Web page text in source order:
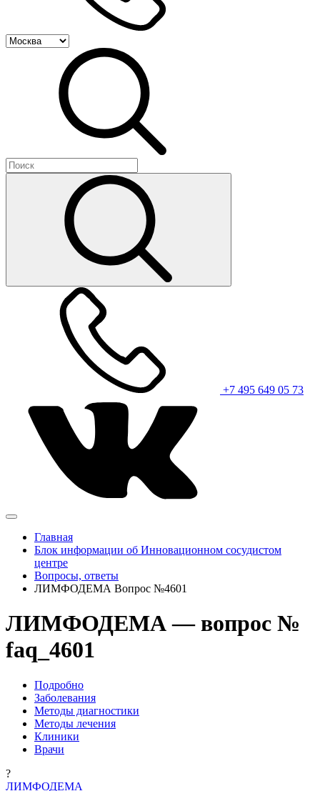
+7 495 649 05 73
Главная
Блок информации об Инновационном сосудистом
центре
Вопросы, ответы
ЛИМФОДЕМА Вопрос №4601
ЛИМФОДЕМА — вопрос №
faq_4601
Подробно
Заболевания
Методы диагностики
Методы лечения
Клиники
Врачи
?
ЛИМФОДЕМА